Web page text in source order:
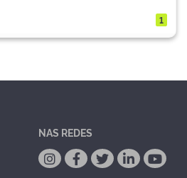
1
NAS REDES